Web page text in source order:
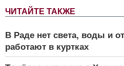
ЧИТАЙТЕ ТАКЖЕ
В Раде нет света, воды и
работают в куртках